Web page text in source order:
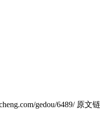
gedou/6489/ 原文链